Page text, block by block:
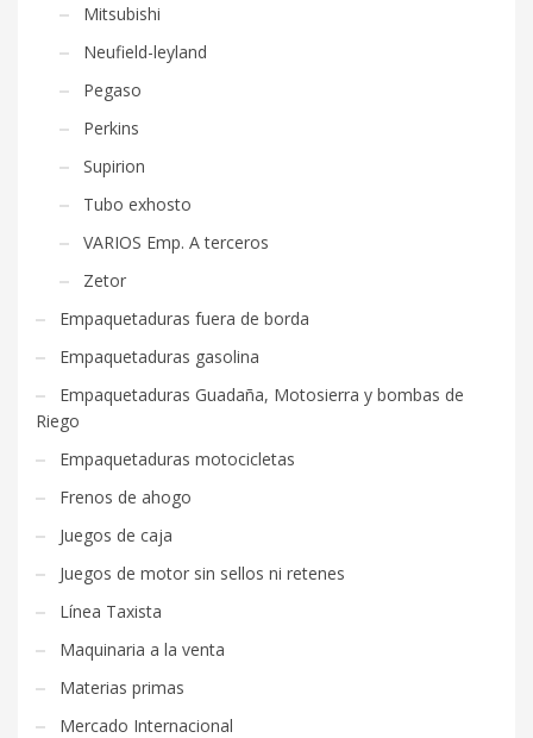
Mitsubishi
Neufield-leyland
Pegaso
Perkins
Supirion
Tubo exhosto
VARIOS Emp. A terceros
Zetor
Empaquetaduras fuera de borda
Empaquetaduras gasolina
Empaquetaduras Guadaña, Motosierra y bombas de
Riego
Empaquetaduras motocicletas
Frenos de ahogo
Juegos de caja
Juegos de motor sin sellos ni retenes
Línea Taxista
Maquinaria a la venta
Materias primas
Mercado Internacional